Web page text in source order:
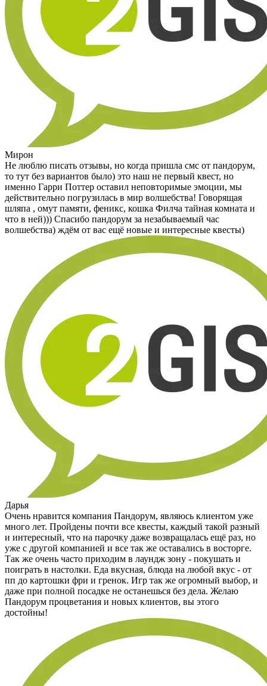
Мирон
Не люблю писать отзывы, но когда пришла смс от пандорум,
то тут без вариантов было) это наш не первый квест, но
именно Гарри Поттер оставил неповторимые эмоции, мы
действительно погрузилась в мир волшебства! Говорящая
шляпа , омут памяти, феникс, кошка Филча тайная комната и
что в ней))) Спасибо пандорум за незабываемый час
волшебства) ждём от вас ещё новые и интересные квесты)
Дарья
Очень нравится компания Пандорум, являюсь клиентом уже
много лет. Пройдены почти все квесты, каждый такой разный
и интересный, что на парочку даже возвращалась ещё раз, но
уже с другой компанией и все так же оставались в восторге.
Так же очень часто приходим в лаундж зону - покушать и
поиграть в настолки. Еда вкусная, блюда на любой вкус - от
пп до картошки фри и гренок. Игр так же огромный выбор, и
даже при полной посадке не останешься без дела. Желаю
Пандорум процветания и новых клиентов, вы этого
достойны!